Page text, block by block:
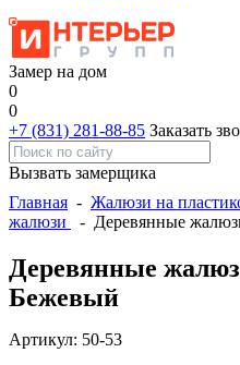
Замер на дом
0
0
+7 (831) 281-88-85 Заказать
Вызвать замерщика
Главная - Жалюзи на
жалюзи
- Деревянные
Деревянные
Бежевый
Артикул: 50-53